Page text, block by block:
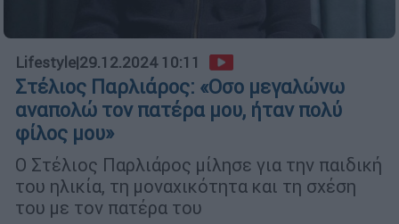
Lifestyle|29.12.2024 10:11
Στέλιος Παρλιάρος: «Οσο μεγαλώνω
αναπολώ τον πατέρα μου, ήταν πολύ
φίλος μου»
Ο Στέλιος Παρλιάρος μίλησε για την παιδική
του ηλικία, τη μοναχικότητα και τη σχέση
του με τον πατέρα του